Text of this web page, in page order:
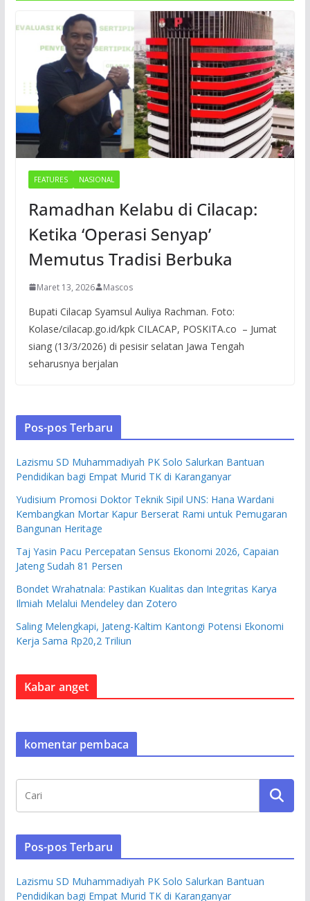
FEATURES NASIONAL
Ramadhan Kelabu di Cilacap:
Ketika ‘Operasi Senyap’
Memutus Tradisi Berbuka
Maret 13, 2026 Mascos
Bupati Cilacap Syamsul Auliya Rachman. Foto:
Kolase/cilacap.go.id/kpk CILACAP, POSKITA.co – Jumat
siang (13/3/2026) di pesisir selatan Jawa Tengah
seharusnya berjalan
Pos-pos Terbaru
Lazismu SD Muhammadiyah PK Solo Salurkan Bantuan
Pendidikan bagi Empat Murid TK di Karanganyar
Yudisium Promosi Doktor Teknik Sipil UNS: Hana Wardani
Kembangkan Mortar Kapur Berserat Rami untuk Pemugaran
Bangunan Heritage
Taj Yasin Pacu Percepatan Sensus Ekonomi 2026, Capaian
Jateng Sudah 81 Persen
Bondet Wrahatnala: Pastikan Kualitas dan Integritas Karya
Ilmiah Melalui Mendeley dan Zotero
Saling Melengkapi, Jateng-Kaltim Kantongi Potensi Ekonomi
Kerja Sama Rp20,2 Triliun
Kabar anget
komentar pembaca
Pos-pos Terbaru
Lazismu SD Muhammadiyah PK Solo Salurkan Bantuan
Pendidikan bagi Empat Murid TK di Karanganyar